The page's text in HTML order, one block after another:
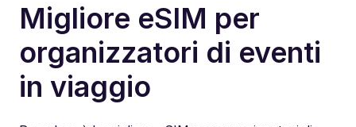
Migliore eSIM per
organizzatori di eventi
in viaggio